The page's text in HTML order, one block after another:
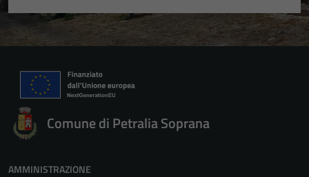
Comune di Petralia Soprana
AMMINISTRAZIONE